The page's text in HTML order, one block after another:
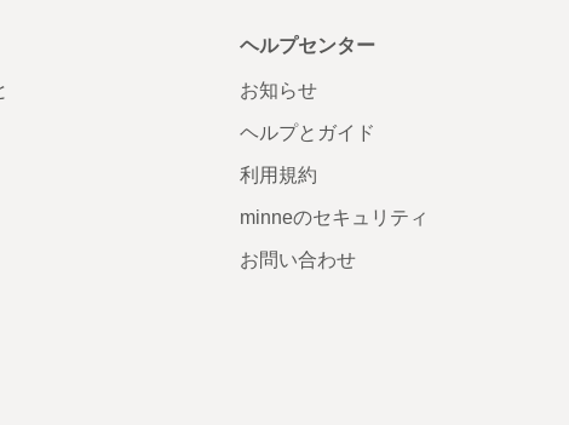
ヘルプセンター
お知らせ
ヘルプとガイド
利用規約
minneのセキュリティ
お問い合わせ